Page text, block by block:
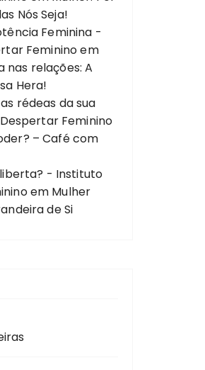
Nós Seja!
Feminina -
Femininoem
nas relações: A
Hera!
rédeas da sua
Feminino
– Café com
- Instituto
em Mulher
de Si